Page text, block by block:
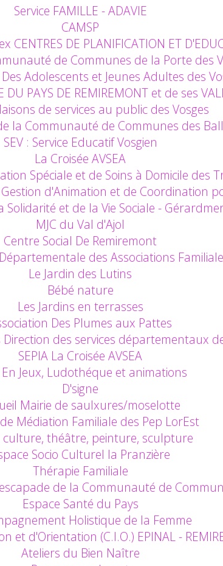
Service FAMILLE - ADAVIE
CAMSP
CENTRES DE PLANIFICATION ET
de Communes de la Porte des
Adolescents et Jeunes Adultes des
DU PAYS DE REMIREMONT et de ses
de services au public des Vosges
la Communauté de Communes des
SEV : Service Educatif Vosgien
La Croisée AVSEA
Spéciale et de Soins à Domicile des
Gestion d'Animation et de Coordination
Solidarité et de la Vie Sociale -
MJC du Val d'Ajol
Centre Social De Remiremont
des Associations
Le Jardin des Lutins
Bébé nature
Les Jardins en terrasses
Des Plumes aux Pattes
Direction des services départementaux
SEPIA La Croisée AVSEA
En Jeux, Ludothéque et animations
D'signe
Mairie de saulxures/moselotte
Médiation Familiale des Pep LorEst
culture, théâtre, peinture, sculpture
Socio Culturel la Pranzière
Thérapie Familiale
de la Communauté de
Espace Santé du Pays
Holistique de la Femme
et d'Orientation (C.I.O.) EPINAL -
Ateliers du Bien Naître